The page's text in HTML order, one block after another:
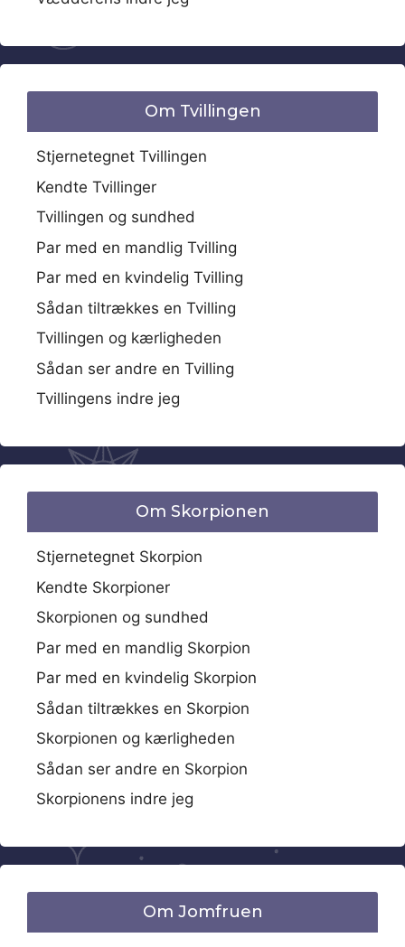
Om Tvillingen
Stjernetegnet Tvillingen
Kendte Tvillinger
Tvillingen og sundhed
Par med en mandlig Tvilling
Par med en kvindelig Tvilling
Sådan tiltrækkes en Tvilling
Tvillingen og kærligheden
Sådan ser andre en Tvilling
Tvillingens indre jeg
Om Skorpionen
Stjernetegnet Skorpion
Kendte Skorpioner
Skorpionen og sundhed
Par med en mandlig Skorpion
Par med en kvindelig Skorpion
Sådan tiltrækkes en Skorpion
Skorpionen og kærligheden
Sådan ser andre en Skorpion
Skorpionens indre jeg
Om Jomfruen